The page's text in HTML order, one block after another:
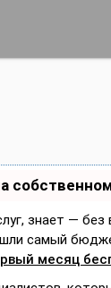
знает —
самый
месяц